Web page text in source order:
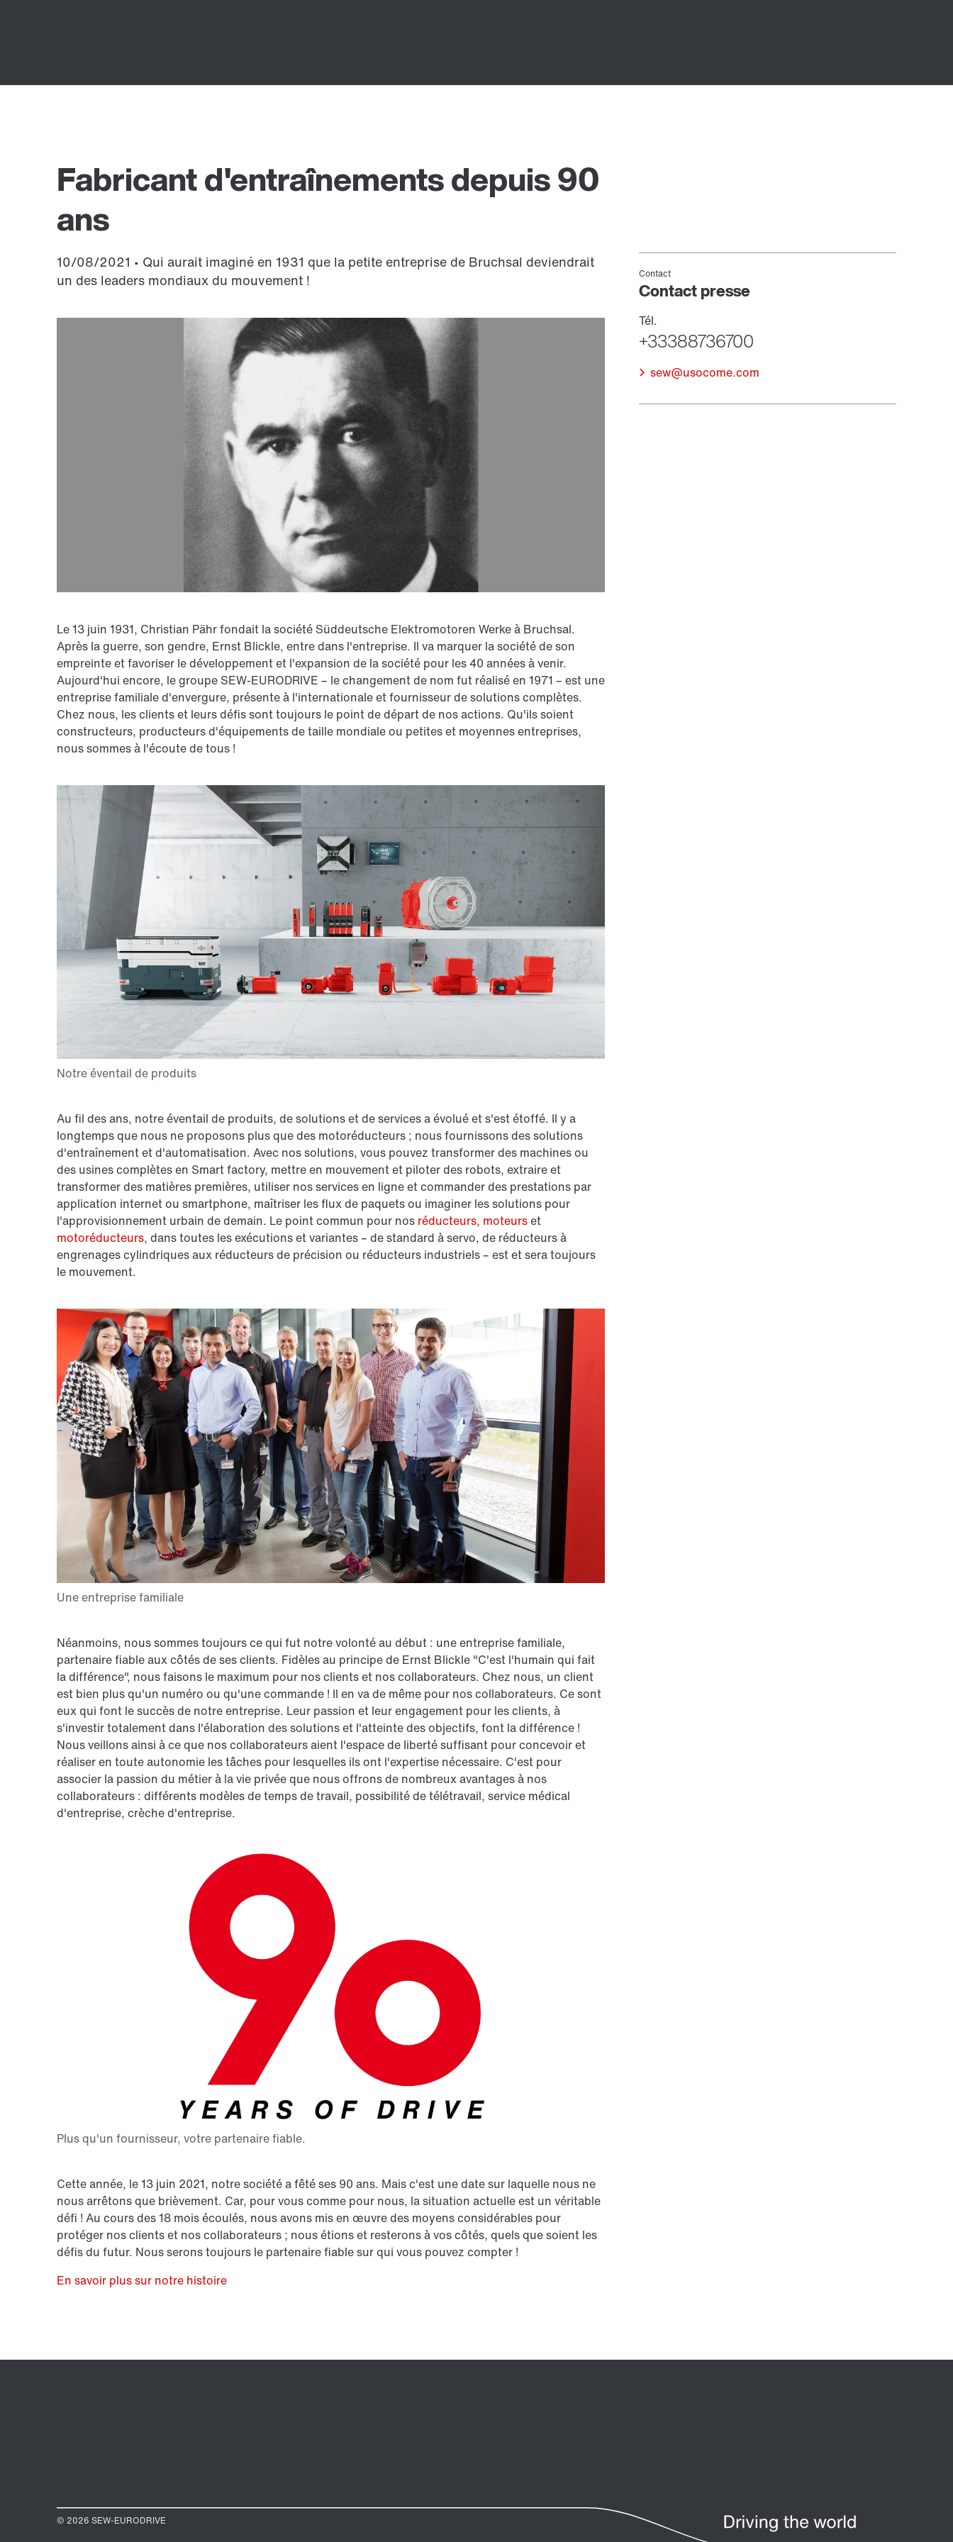
Fabricant d'entraînements depuis 90
ans
10/08/2021 • Qui aurait imaginé en 1931 que la petite entreprise de Bruchsal deviendrait
un des leaders mondiaux du mouvement !
Le 13 juin 1931, Christian Pähr fondait la société Süddeutsche Elektromotoren Werke à Bruchsal.
Après la guerre, son gendre, Ernst Blickle, entre dans l'entreprise. Il va marquer la société de son
empreinte et favoriser le développement et l'expansion de la société pour les 40 années à venir.
Aujourd'hui encore, le groupe SEW-EURODRIVE – le changement de nom fut réalisé en 1971 – est une
entreprise familiale d'envergure, présente à l'internationale et fournisseur de solutions complètes.
Chez nous, les clients et leurs défis sont toujours le point de départ de nos actions. Qu'ils soient
constructeurs, producteurs d'équipements de taille mondiale ou petites et moyennes entreprises,
nous sommes à l'écoute de tous !
Au fil des ans, notre éventail de produits, de solutions et de services a évolué et s'est étoffé. Il y a
longtemps que nous ne proposons plus que des motoréducteurs ; nous fournissons des solutions
d'entraînement et d'automatisation. Avec nos solutions, vous pouvez transformer des machines ou
des usines complètes en Smart factory, mettre en mouvement et piloter des robots, extraire et
transformer des matières premières, utiliser nos services en ligne et commander des prestations par
application internet ou smartphone, maîtriser les flux de paquets ou imaginer les solutions pour
l'approvisionnement urbain de demain. Le point commun pour nos réducteurs, moteurset
motoréducteurs, dans toutes les exécutions et variantes – de standard à servo, de réducteurs à
engrenages cylindriques aux réducteurs de précision ou réducteurs industriels – est et sera toujours
le mouvement.
Néanmoins, nous sommes toujours ce qui fut notre volonté au début : une entreprise familiale,
partenaire fiable aux côtés de ses clients. Fidèles au principe de Ernst Blickle "C'est l'humain qui fait
la différence", nous faisons le maximum pour nos clients et nos collaborateurs. Chez nous, un client
est bien plus qu'un numéro ou qu'une commande ! Il en va de même pour nos collaborateurs. Ce sont
eux qui font le succès de notre entreprise. Leur passion et leur engagement pour les clients, à
s'investir totalement dans l'élaboration des solutions et l'atteinte des objectifs, font la différence !
Nous veillons ainsi à ce que nos collaborateurs aient l'espace de liberté suffisant pour concevoir et
réaliser en toute autonomie les tâches pour lesquelles ils ont l'expertise nécessaire. C'est pour
associer la passion du métier à la vie privée que nous offrons de nombreux avantages à nos
collaborateurs : différents modèles de temps de travail, possibilité de télétravail, service médical
d'entreprise, crèche d'entreprise.
Cette année, le 13 juin 2021, notre société a fêté ses 90 ans. Mais c'est une date sur laquelle nous ne
nous arrêtons que brièvement. Car, pour vous comme pour nous, la situation actuelle est un véritable
défi ! Au cours des 18 mois écoulés, nous avons mis en œuvre des moyens considérables pour
protéger nos clients et nos collaborateurs ; nous étions et resterons à vos côtés, quels que soient les
défis du futur. Nous serons toujours le partenaire fiable sur qui vous pouvez compter !
En savoir plus sur notre histoire
sew@usocome.com